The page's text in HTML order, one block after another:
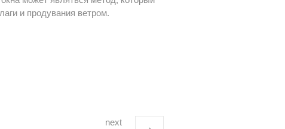
и продувания ветром.
next